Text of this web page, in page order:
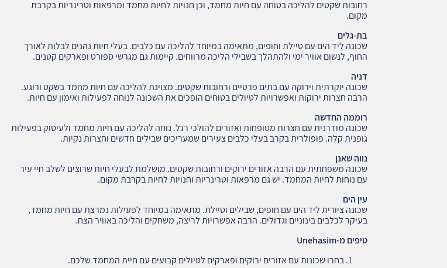
רחובות שקטים להליכה בטוחה עם חיות מחמד, וכן חנויות לחיות מחמד ומרפאות וטרינריות בקרבת
מקום.
בת-גלים
שכונה ליד הים עם טיילת וחופים, מתאימה במיוחד להליכה עם כלבים. בעלי חיות נהנים לבלות לאורך
החוף, לנשום אוויר ימי ולהתהלך בשבילי הליכה מרווחים. קיימות גם מגרשי ספורט ופארקים קטנים.
דניה
שכונה יוקרתית וירוקה עם בתים פרטיים ורחובות שקטים. מצוינת להליכה עם חיות מחמד בשקט ורוגע.
הרבה חצרות ירוקות ואפשרויות לטיולים בטוחים הופכים את השכונה לנוחה לפעילות ואימון עם חיות.
רוממה החדשה
שכונה מודרנית עם חצרות מטופחות ואזורים להולכי רגל. נוחה להליכה עם חיות מחמד ולעיסוק בפעילות
גופנית קלה. פופולרית בקרב בעלי כלבים צעירים שמעריכים שבילים חדשים וחצרות נקיות.
נווה שאנן
שכונה משפחתית עם הרבה אזורים ירוקים ורחובות שקטים. מושלמת לבעלי חיות שרוצים לשלב חיי עיר
עם נוחות לחיות המחמד. יש גם מרפאות וטרינריות וחנויות לחיות בקרבת מקום.
עין הים
שכונה ציורית ליד הים עם חופים, שבילים וטיילת. מתאימה במיוחד לפעילות נמרצת עם חיות מחמד,
בעיקר לכלבים בינוניים וגדולים. הרבה אפשרויות לריצה, משחקים והליכה באוויר הצח.
טיפים מ-Unehasim
בחרו שכונות עם אזורים ירוקים ופארקים לטיולים קבועים עם חיית המחמד שלכם.